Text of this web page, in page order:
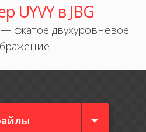
UYVY в JBG
— сжатое двухуровневое